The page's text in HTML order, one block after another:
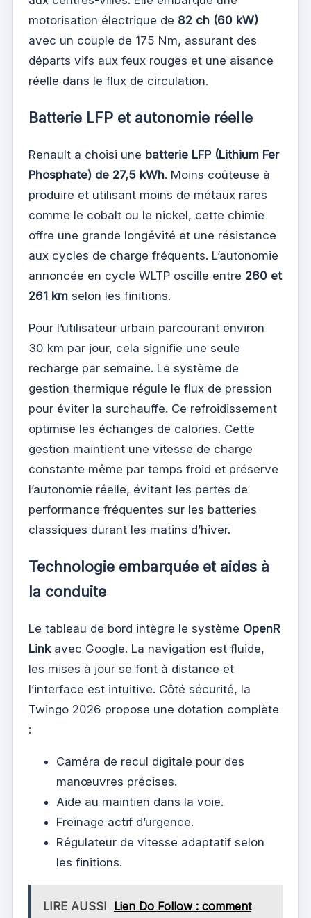
motorisation électrique de 82 ch (60 kW)
avec un couple de 175 Nm, assurant des
départs vifs aux feux rouges et une aisance
réelle dans le flux de circulation.
Batterie LFP et autonomie réelle
Renault a choisi une batterie LFP (Lithium Fer
Phosphate) de 27,5 kWh. Moins coûteuse à
produire et utilisant moins de métaux rares
comme le cobalt ou le nickel, cette chimie
offre une grande longévité et une résistance
aux cycles de charge fréquents. L’autonomie
annoncée en cycle WLTP oscille entre 260 et
261 km selon les finitions.
Pour l’utilisateur urbain parcourant environ
30 km par jour, cela signifie une seule
recharge par semaine. Le système de
gestion thermique régule le flux de pression
pour éviter la surchauffe. Ce refroidissement
optimise les échanges de calories. Cette
gestion maintient une vitesse de charge
constante même par temps froid et préserve
l’autonomie réelle, évitant les pertes de
performance fréquentes sur les batteries
classiques durant les matins d’hiver.
Technologie embarquée et aides à
la conduite
Le tableau de bord intègre le système OpenR
Linkavec Google. La navigation est fluide,
les mises à jour se font à distance et
l’interface est intuitive. Côté sécurité, la
Twingo 2026 propose une dotation complète
:
Caméra de recul digitale pour des
manœuvres précises.
Aide au maintien dans la voie.
Freinage actif d’urgence.
Régulateur de vitesse adaptatif selon
les finitions.
LIRE AUSSI Lien Do Follow : comment